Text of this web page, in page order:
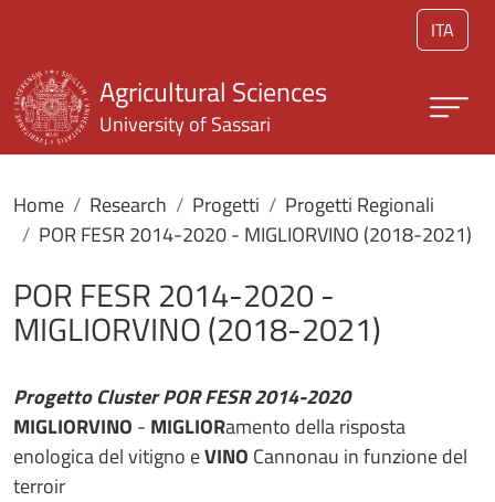
ITA
Agricultural Sciences
University of Sassari
Home Research Progetti
Progetti Regionali
POR FESR 2014-2020 - MIGLIORVINO (2018-2021)
POR FESR 2014-2020 -
MIGLIORVINO (2018-2021)
Progetto Cluster POR FESR 2014-2020
MIGLIORVINO - MIGLIORamento della risposta
enologica del vitigno eVINO Cannonau in funzione del
terroir